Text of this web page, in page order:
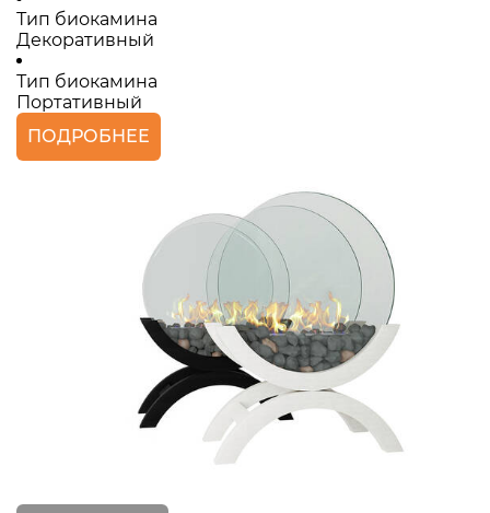
Тип биокамина
Декоративный
Тип биокамина
Портативный
ПОДРОБНЕЕ